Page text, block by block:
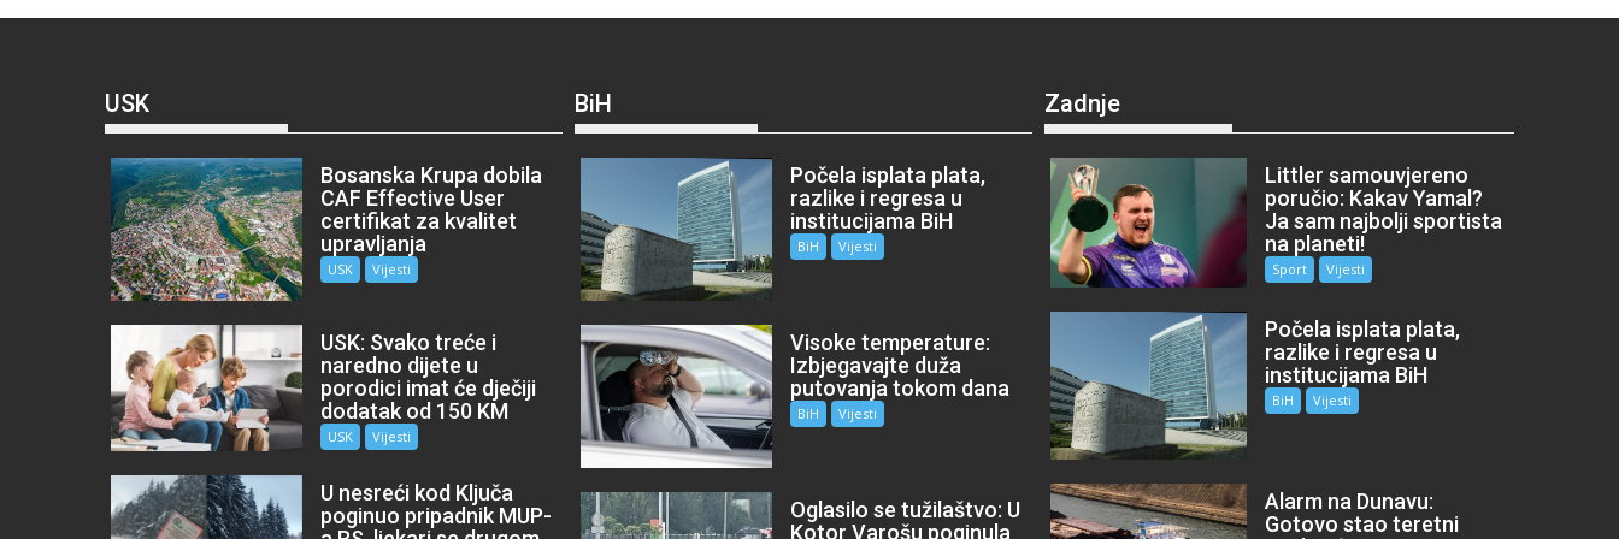
USK
Bosanska Krupa dobila
CAF Effective User
certifikat za kvalitet
upravljanja
USK Vijesti
USK: Svako treće i
naredno dijete u
porodici imat će dječiji
dodatak od 150 KM
USK Vijesti
U nesreći kod Ključa
poginuo pripadnik MUP-
BiH
Počela isplata plata,
razlike i regresa u
institucijama BiH
BiH Vijesti
Visoke temperature:
Izbjegavajte duža
putovanja tokom dana
BiH Vijesti
Oglasilo se tužilaštvo: U
Kotor Varošu poginula
Zadnje
Littler samouvjereno
poručio: Kakav Yamal?
Ja sam najbolji sportista
na planeti!
Sport Vijesti
Počela isplata plata,
razlike i regresa u
institucijama BiH
BiH Vijesti
Alarm na Dunavu:
Gotovo stao teretni